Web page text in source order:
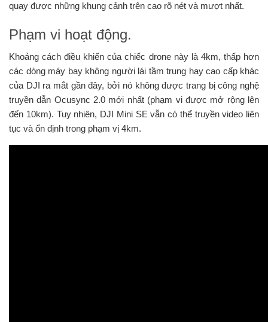
quay được những khung cảnh trên cao rõ nét và mượt nhất.
Phạm vi hoạt động.
Khoảng cách điều khiển của chiếc drone này là 4km, thấp hơn
các dòng máy bay không người lái tầm trung hay cao cấp khác
của DJI ra mắt gần đây, bởi nó không được trang bị công nghệ
truyền dẫn Ocusync 2.0 mới nhất (phạm vi được mở rộng lên
đến 10km). Tuy nhiên, DJI Mini SE vẫn có thể truyền video liên
tục và ổn định trong phạm vị 4km.